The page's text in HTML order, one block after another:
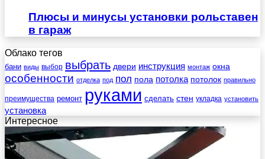
Плюсы и минусы установки рольставен
в гараж
Облако тегов
бани виды выбор выбрать двери инструкция монтаж окна
особенности отделка под пол пола потолка потолок правильно
преимущества ремонт руками сделать стен укладка установить
установка
Интересное